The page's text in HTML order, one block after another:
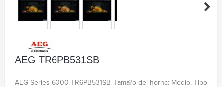
AEG TR6PB531SB
AEG Series 6000 TR6PB531SB. Tama?o del horno: Medio, Tipo